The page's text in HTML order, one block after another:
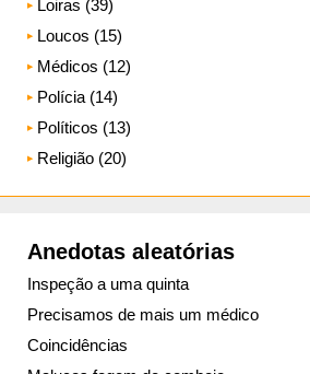
Loiras (39)
Loucos (15)
Médicos (12)
Polícia (14)
Políticos (13)
Religião (20)
Anedotas aleatórias
Inspeção a uma quinta
Precisamos de mais um médico
Coincidências